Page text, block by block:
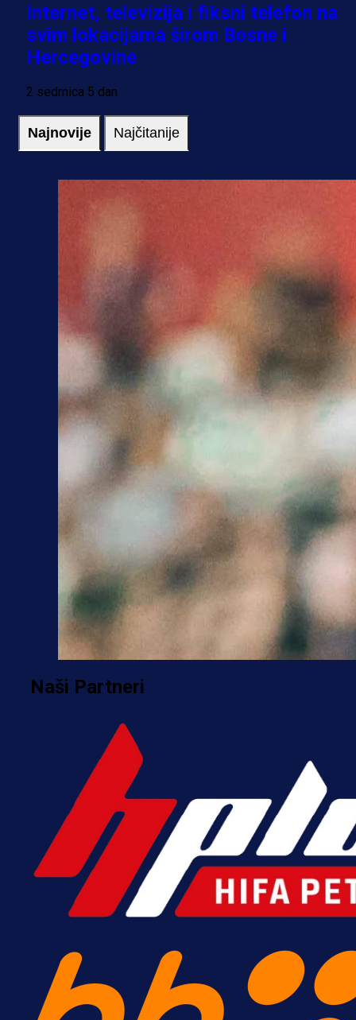
Internet, televizija i fiksni telefon na
svim lokacijama širom Bosne i
Hercegovine
2 sedmica 5 dan
Najnovije Najčitanije
Naši Partneri